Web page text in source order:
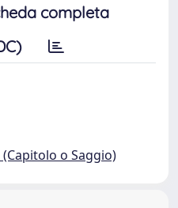
completa
o Saggio)